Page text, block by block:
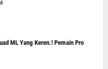
ML Yang Keren.! Pemain Pro